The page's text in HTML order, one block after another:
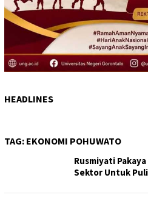
HEADLINES
TAG: EKONOMI POHUWATO
Rusmiyati
Sektor Untuk